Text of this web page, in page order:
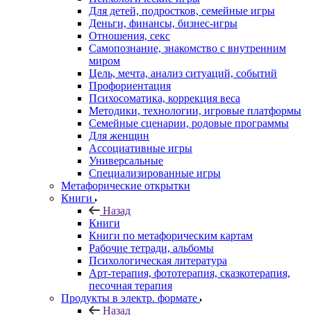
Для детей, подростков, семейные игры
Деньги, финансы, бизнес-игры
Отношения, секс
Самопознание, знакомство с внутренним
миром
Цель, мечта, анализ ситуаций, событий
Профориентация
Психосоматика, коррекция веса
Методики, технологии, игровые платформы
Семейные сценарии, родовые программы
Для женщин
Ассоциативные игры
Универсальные
Специализированные игры
Метафорические открытки
Книги
Назад
Книги
Книги по метафорическим картам
Рабочие тетради, альбомы
Психологическая литература
Арт-терапия, фототерапия, сказкотерапия,
песочная терапия
Продукты в электр. формате
Назад